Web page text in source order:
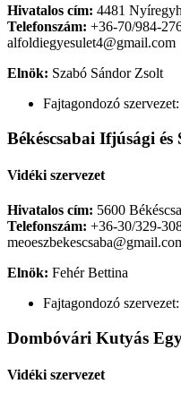
Hivatalos cím: 4481
Telefonszám: +36-70/984-
alfoldiegyesulet4@gmail.com
Elnök: Szabó Sándor Zsolt
Fajtagondozó szervezet:
Békéscsabai Ifjúsági
Vidéki szervezet
Hivatalos cím: 5600
Telefonszám: +36-30/329-
Elnök: Fehér Bettina
Fajtagondozó szervezet:
Dombóvári Kutyás
Vidéki szervezet